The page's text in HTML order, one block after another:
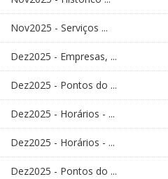
Nov2025 - Serviços ...
Dez2025 - Empresas, ...
Dez2025 - Pontos do ...
Dez2025 - Horários - ...
Dez2025 - Horários - ...
Dez2025 - Pontos do ...